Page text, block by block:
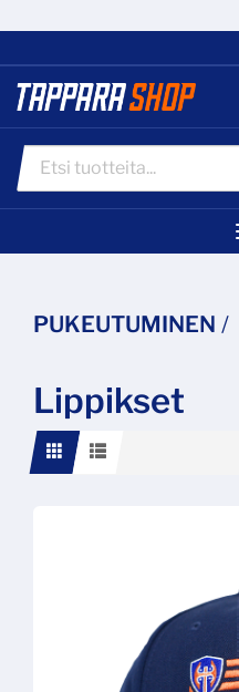
PUKEUTUMINEN
Lippikset